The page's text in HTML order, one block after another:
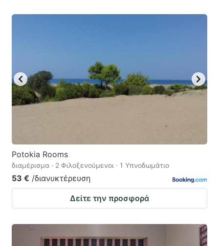
Potokia Rooms
διαμέρισμα · 2 Φιλοξενούμενοι · 1 Υπνοδωμάτιο
53 € /διανυκτέρευση
Δείτε την προσφορά